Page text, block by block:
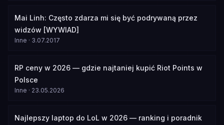
Mai Linh: Często zdarza mi się być podrywaną przez
widzów [WYWIAD]
Inne · 3.07.2017
RP ceny w 2026 — gdzie najtaniej kupić Riot Points w
Polsce
Inne · 23.05.2026
Najlepszy laptop do LoL w 2026 — ranking i poradnik